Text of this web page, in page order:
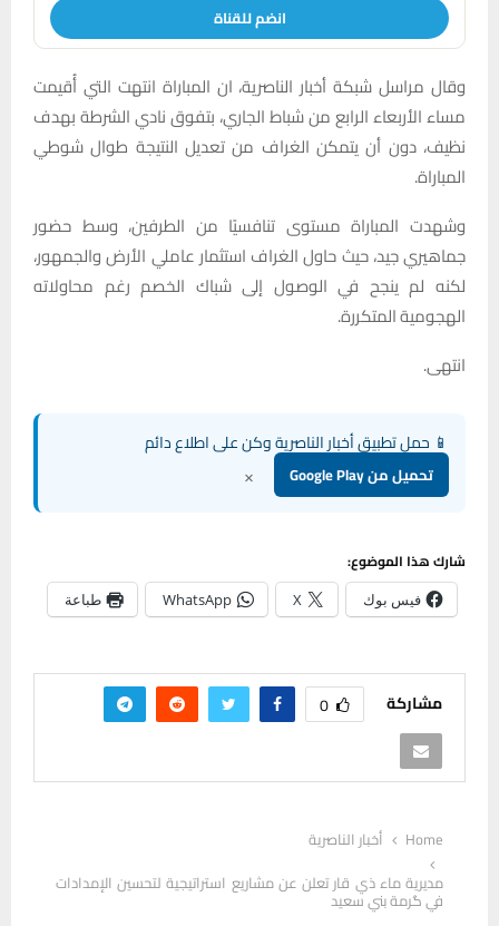
انضم للقناة
وقال مراسل شبكة أخبار الناصرية، ان المباراة انتهت التي أُقيمت
مساء الأربعاء الرابع من شباط الجاري، بتفوق نادي الشرطة بهدف
نظيف، دون أن يتمكن الغراف من تعديل النتيجة طوال شوطي
المباراة.
وشهدت المباراة مستوى تنافسيًا من الطرفين، وسط حضور
جماهيري جيد، حيث حاول الغراف استثمار عاملي الأرض والجمهور،
لكنه لم ينجح في الوصول إلى شباك الخصم رغم محاولاته
الهجومية المتكررة.
انتهى.
📱 حمل تطبيق أخبار الناصرية وكن على اطلاع دائم
تحميل من Google Play ×
شارك هذا الموضوع:
فيس بوك X
WhatsApp طباعة
مشاركة 0
Home
أخبار الناصرية
مديرية ماء ذي قار تعلن عن مشاريع استراتيجية لتحسين الإمدادات
في گرمة بني سعيد